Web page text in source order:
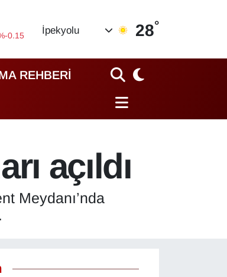
İpekyolu 28°
REHBERİ
açıldı
Meydanı’nda